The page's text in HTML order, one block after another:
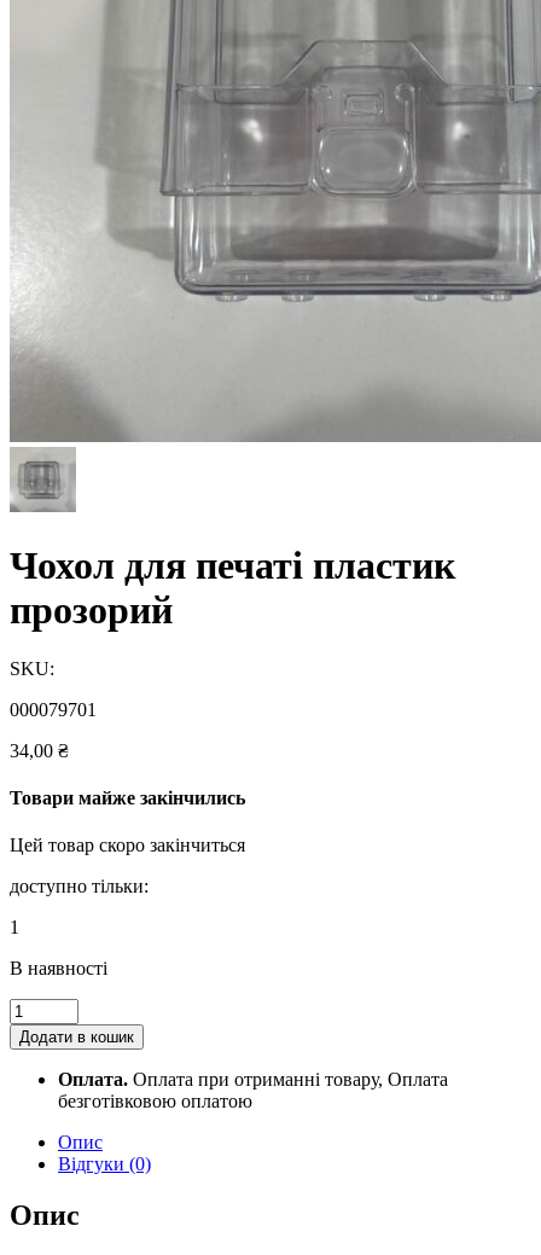
Чохол для печаті пластик
прозорий
SKU:
000079701
34,00 ₴
Товари майже закінчились
Цей товар скоро закінчиться
доступно тільки:
1
В наявності
Чохол
для
печаті
пластик
прозорий
Додати в кошик
Оплата. Оплата при отриманні товару, Оплата
безготівковою оплатою
Опис
Відгуки (0)
Опис